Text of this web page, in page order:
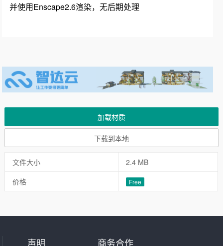
并使用Enscape2.6渲染，无后期处理
加载材质
下载到本地
文件大小
2.4 MB
价格
Free
声明 商务合作